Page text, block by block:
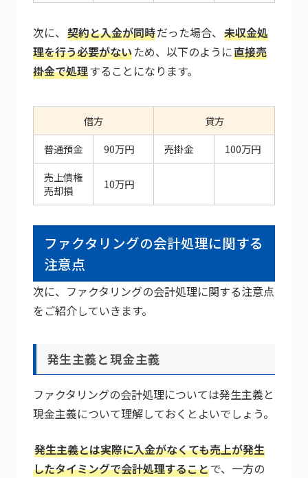
次に、 契約と入金が同時だった場合、 未収金処
理を行う必要がないため、以下のように直接売
掛金で処理することになります。
借方
貸方
普通預金
90万円 売掛金
100万円
売上債権
売却損
10万円
ファクタリングの会計処理に関する
注意点
次に、ファクタリングの会計処理に関する注意点
をご紹介していきます。
発生主義と現金主義
ファクタリングの会計処理については発生主義と
現金主義について理解しておくとよいでしょう。
発生主義とは実際に入金がなくても売上が発生
したタイミングで会計処理することで、一方の